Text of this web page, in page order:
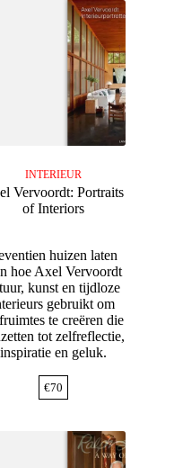
INTERIEUR
Vervoordt: Portraits
of Interiors
huizen laten
hoe Axel Vervoordt
kunst en tijdloze
gebruikt om
te creëren die
tot zelfreflectie,
inspiratie en geluk.
€70